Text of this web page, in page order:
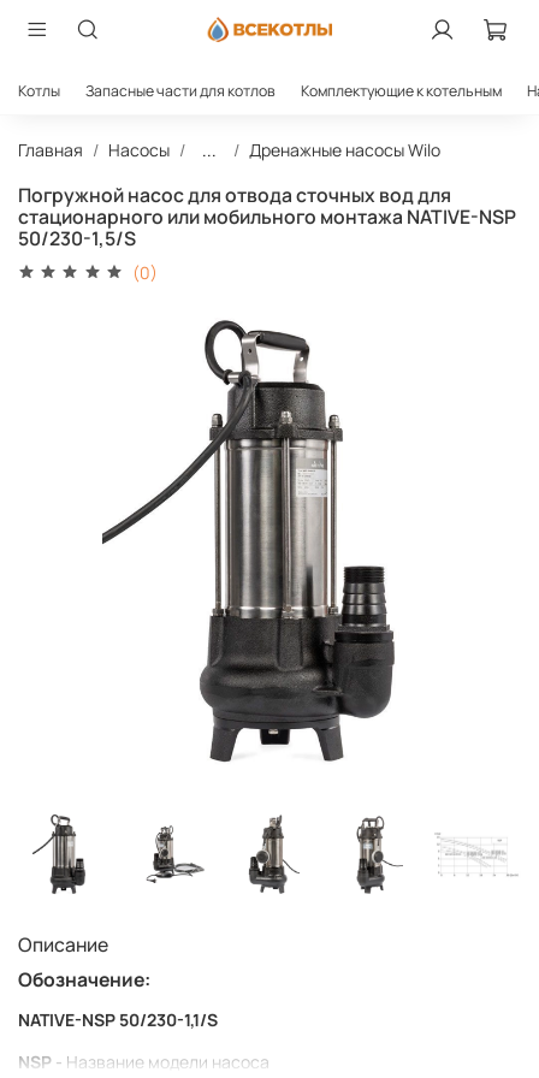
Котлы Запасные части для котлов Комплектующие к котельным
Главная Насосы ... Дренажные насосы Wilo
Погружной насос для отвода сточных вод для
стационарного или мобильного монтажа NATIVE-NSP
50/230-1,5/S
(0)
Описание
Обозначение:
NATIVE-NSP 50/230-1,1/S
NSP - Название модели насоса